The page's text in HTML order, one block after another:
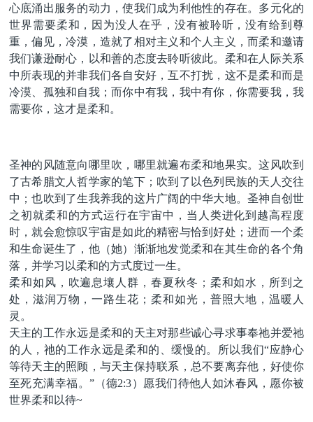
心底涌出服务的动力，使我们成为利他性的存在。多元化的
世界需要柔和，因为没人在乎，没有被聆听，没有给到尊
重，偏见，冷漠，造就了相对主义和个人主义，而柔和邀请
我们谦逊耐心，以和善的态度去聆听彼此。柔和在人际关系
中所表现的并非我们各自安好，互不打扰，这不是柔和而是
冷漠、孤独和自我；而你中有我，我中有你，你需要我，我
需要你，这才是柔和。
圣神的风随意向哪里吹，哪里就遍布柔和地果实。这风吹到
了古希腊文人哲学家的笔下；吹到了以色列民族的天人交往
中；也吹到了生我养我的这片广阔的中华大地。圣神自创世
之初就柔和的方式运行在宇宙中，当人类进化到越高程度
时，就会愈惊叹宇宙是如此的精密与恰到好处 ； 进而一个柔
和生命诞生了，他（她）渐渐地发觉柔和在其生命的各个角
落，并学习以柔和的方式度过一生。
柔和如风，吹遍息壤人群，春夏秋冬；柔和如水，所到之
处，滋润万物，一路生花；柔和如光，普照大地，温暖人
灵。
天主的工作永远是柔和的天主对那些诚心寻求事奉祂并爱祂
的人，祂的工作永远是柔和的、缓慢的。
所以我们“应静心
等待天主的照顾，与天主保持联系，总不要离弃他，好使你
至死充满幸福。”（德2:3）愿我们待他人如沐春风，愿你被
世界柔和以待~